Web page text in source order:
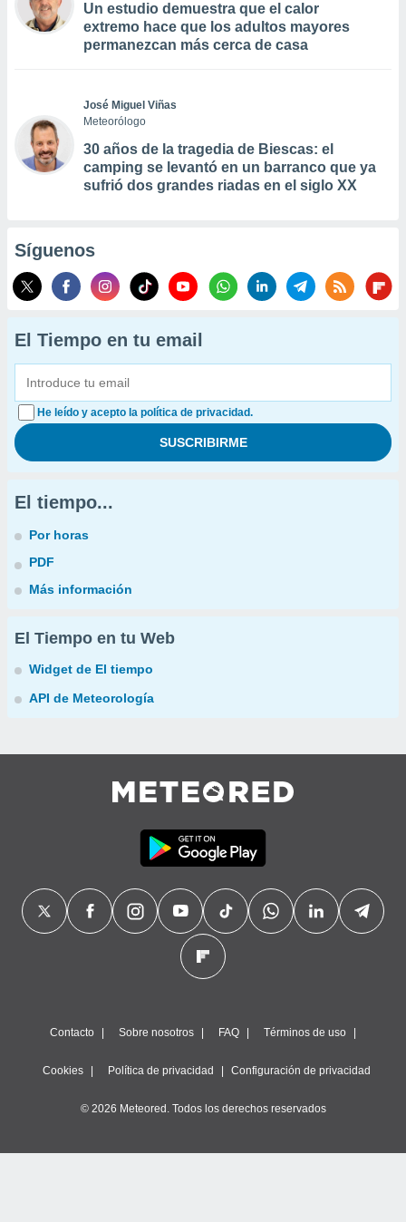
Un estudio demuestra que el calor
extremo hace que los adultos mayores
permanezcan más cerca de casa
José Miguel Viñas
Meteorólogo
30 años de la tragedia de Biescas: el
camping se levantó en un barranco que ya
sufrió dos grandes riadas en el siglo XX
Síguenos
El Tiempo en tu email
He leído y acepto la política de privacidad.
El tiempo...
Por horas
PDF
Más información
El Tiempo en tu Web
Widget de El tiempo
API de Meteorología
Contacto Sobre nosotros FAQ Términos de uso
Cookies Política de privacidad Configuración de privacidad
© 2026 Meteored. Todos los derechos reservados